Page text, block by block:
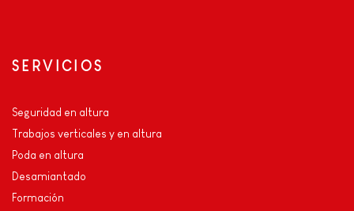
SERVICIOS
Seguridad en altura
Trabajos verticales y en altura
Poda en altura
Desamiantado
Formación